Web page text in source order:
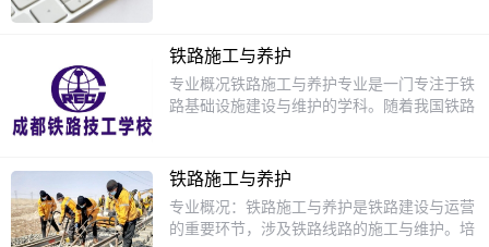
提升综合服务素养。职业证书：对接铁路客运
员、安检员等职业资格认证。招生与学制招生
对象：初中、高中、中职毕业生。培养层次：
旺盛。毕业生主要服务于高铁乘务、车站管
上，晋升空间明确。铁路客运服务专业，即拥
抱中国速度带来的职业机遇。扎实的技能训练
课会教你如何安排旅客的乘车、候车，处理旅
客的各种需求。还有铁路货运组织，让你明白
货物是怎么在铁路上运输的，从货物的受理到
了这些专业课程，还会学习一些相关的法律法
规，像铁路安全法规，让你清楚在铁路运输中
哪些行为是合规的，哪些是禁止的。招生对象
不开铁路。学习这个专业，你能了解到铁路运
输的各种流程和管理方法，以后可以在铁路系
统里大显身手。课程设置课程方面涵盖了很多
内容。有铁路行车组织，这门课会教你列车是
作，比如售票、候车安排等；还有铁路货运组
织，让你明白货物在铁路运输中的装卸、存
储、运输等环节。还会学习铁路线路与站场、
铁路施工与养护
专业概况铁路施工与养护专业是一门专注于铁
路基础设施建设与维护的学科。随着我国铁路
路，确保列车运行的安全与高效。专业内容涵
盖了从基础工程到高级技术的各个方面，旨在
培养具备实际操作能力和创新思维的技术人
才。课程设置1.基础课程：包括数学、物理、
铁路施工与养护
专业概况：铁路施工与养护是铁路建设与运营
的重要环节，涉及铁路线路的施工与维护。培